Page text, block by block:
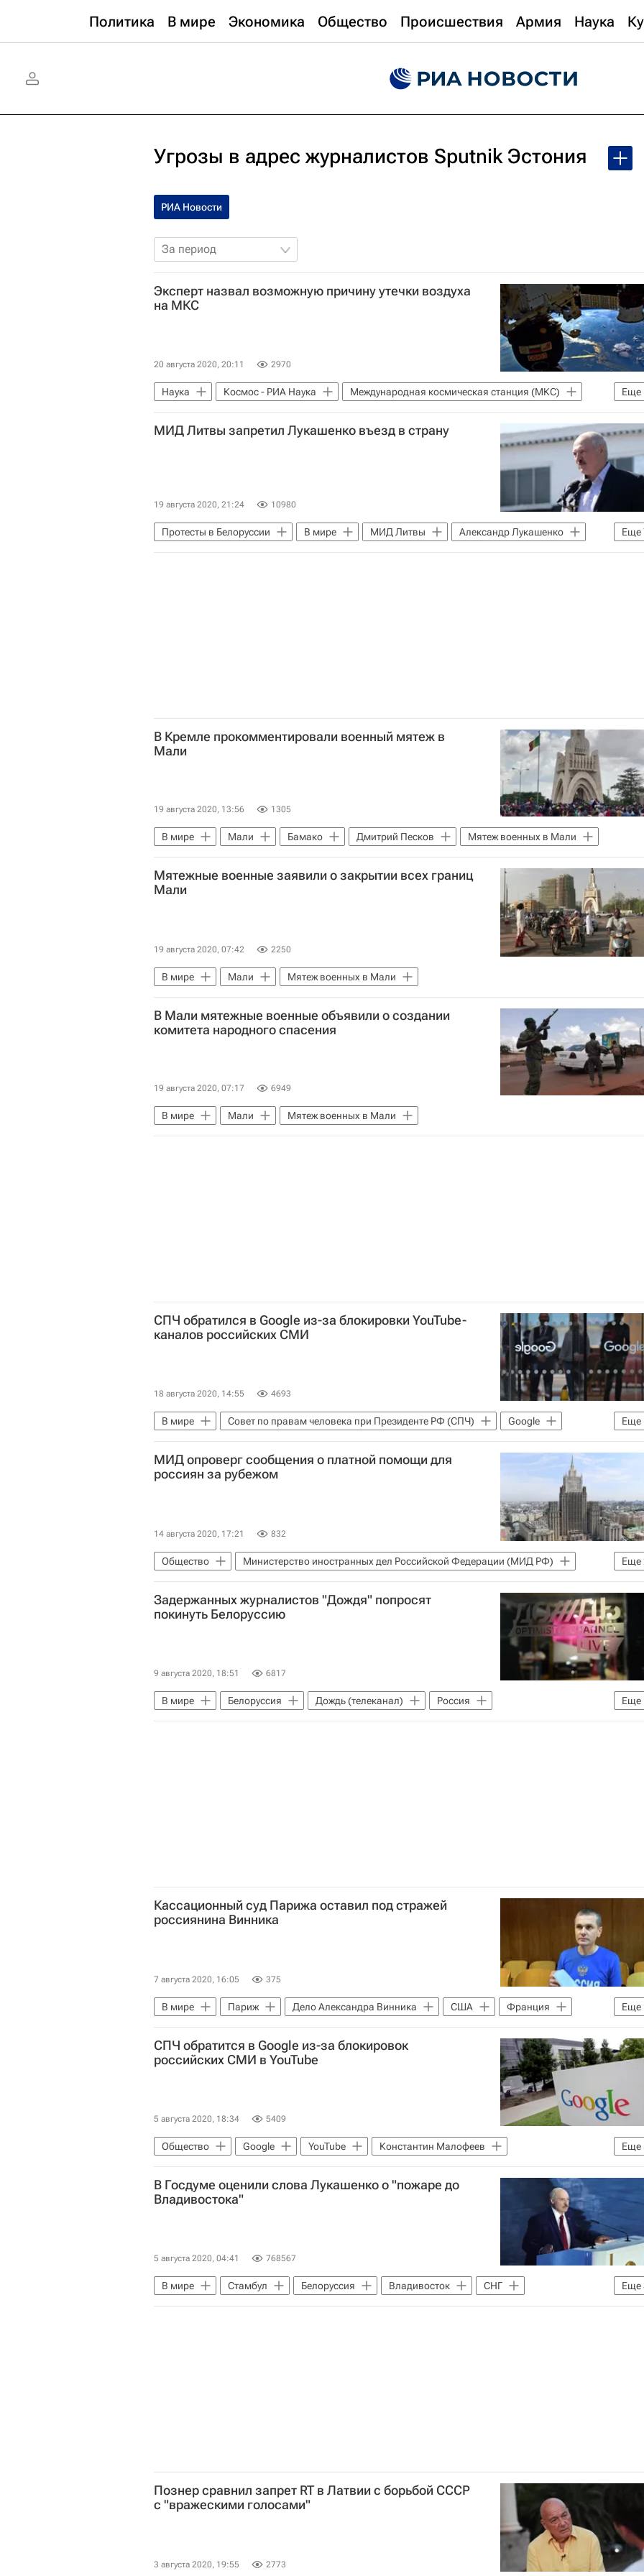
Политика В мире Экономика Общество Происшествия Армия Наука
Угрозы в адрес журналистов Sputnik Эстония
РИА Новости
За период
Эксперт назвал возможную причину утечки воздуха
на МКС
20 августа 2020, 20:11 2970
Еще
Наука Космос - РИА Наука
Международная космическая станция (МКС)
Иван Моисеев
МИД Литвы запретил Лукашенко въезд в страну
19 августа 2020, 21:24 10980
Еще
Протесты в Белоруссии В мире МИД Литвы
Александр Лукашенко
Белоруссия
Латвия Эстония Москва
Линас Линкявичюс
В Кремле прокомментировали военный мятеж в
Мали
19 августа 2020, 13:56 1305
В мире Мали Бамако Дмитрий Песков Мятеж военных в Мали
Мятежные военные заявили о закрытии всех границ
Мали
19 августа 2020, 07:42 2250
В мире Мали Мятеж военных в Мали
В Мали мятежные военные объявили о создании
комитета народного спасения
19 августа 2020, 07:17 6949
В мире Мали Мятеж военных в Мали
СПЧ обратился в Google из-за блокировки YouTube-
каналов российских СМИ
18 августа 2020, 14:55 4693
Еще
В мире Совет по правам человека при Президенте РФ (СПЧ)
Google
YouTube
МИД опроверг сообщения о платной помощи для
россиян за рубежом
14 августа 2020, 17:21 832
Еще
Общество
Министерство иностранных дел Российской Федерации (МИД РФ)
Туризм
Россия
Задержанных журналистов "Дождя" попросят
покинуть Белоруссию
9 августа 2020, 18:51 6817
Еще
В мире Белоруссия Дождь (телеканал)
Россия
Протесты в Белоруссии
Кассационный суд Парижа оставил под стражей
россиянина Винника
7 августа 2020, 16:05 375
Еще
В мире Париж Дело Александра Винника США
Франция
Александр Винник
СПЧ обратится в Google из-за блокировок
российских СМИ в YouTube
5 августа 2020, 18:34 5409
Еще
Общество Google YouTube
Константин Малофеев
Валерий Фадеев
телеканал Царьград Россия Религия Религия
В Госдуме оценили слова Лукашенко о "пожаре до
Владивостока"
5 августа 2020, 04:41 768567
Еще
В мире Стамбул Белоруссия Владивосток
СНГ
Александр Лукашенко
Леонид Калашников Россия
Познер сравнил запрет RT в Латвии с борьбой СССР
с "вражескими голосами"
3 августа 2020, 19:55 2773